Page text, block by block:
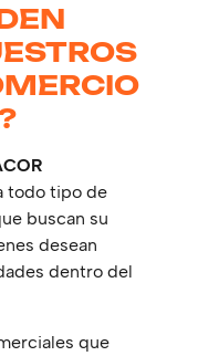
todo tipo de
buscan su
desean
dentro del
que